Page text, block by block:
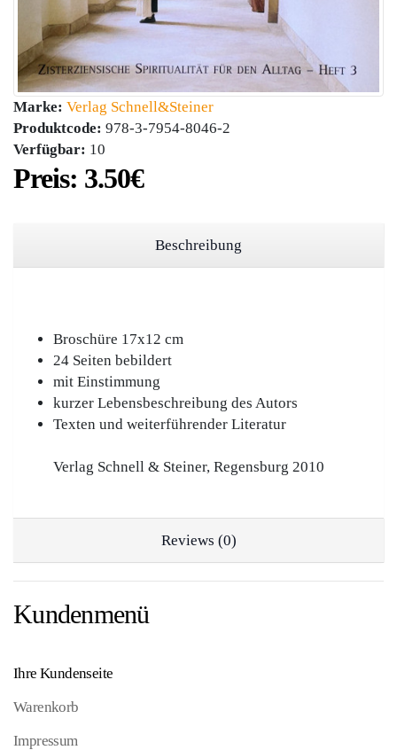
Marke: Verlag Schnell&Steiner
Produktcode: 978-3-7954-8046-2
Verfügbar: 10
Preis: 3.50‎€
Beschreibung
Broschüre 17x12 cm
24 Seiten bebildert
mit Einstimmung
kurzer Lebensbeschreibung des Autors
Texten und weiterführender Literatur
Verlag Schnell & Steiner, Regensburg 2010
Reviews (0)
Kundenmenü
Ihre Kundenseite
Warenkorb
Impressum